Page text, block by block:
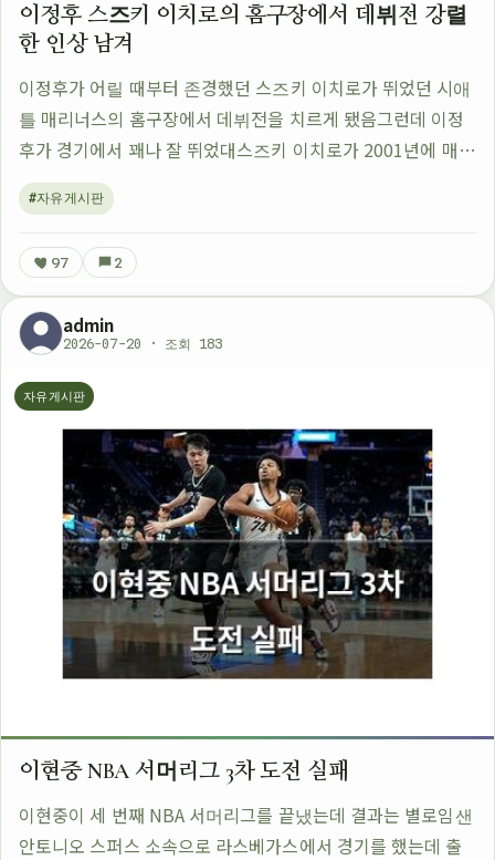
이정후 스즈키 이치로의 홈구장에서 데뷔전 강렬
한 인상 남겨
이정후가 어릴 때부터 존경했던 스즈키 이치로가 뛰었던 시애
틀 매리너스의 홈구장에서 데뷔전을 치르게 됐음그런데 이정
후가 경기에서 꽤나 잘 뛰었대스즈키 이치로가 2001년에 매리
너스에서 뛰었는데 그때와 비슷한 분위기였다고 함이정후는
경기 중에 몇 번이나 흥미로운 플레이를 …
#자유게시판
97 2
admin
2026-07-20 · 조회 183
자유게시판
이현중 NBA 서머리그 3차 도전 실패
이현중이 세 번째 NBA 서머리그를 끝냈는데 결과는 별로임샌
안토니오 스퍼스 소속으로 라스베가스에서 경기를 했는데 출